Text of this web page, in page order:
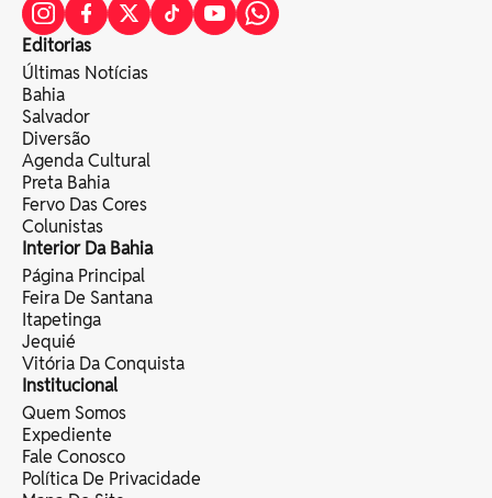
Editorias
Últimas Notícias
Bahia
Salvador
Diversão
Agenda Cultural
Preta Bahia
Fervo Das Cores
Colunistas
Interior Da Bahia
Página Principal
Feira De Santana
Itapetinga
Jequié
Vitória Da Conquista
Institucional
Quem Somos
Expediente
Fale Conosco
Política De Privacidade